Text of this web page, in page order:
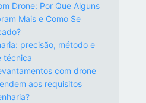
Drone: Por Que Alguns
Mais e Como Se
precisão, método e
técnica
com drone
aos requisitos